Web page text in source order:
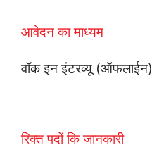
आवेदन का माध्यम
वॉक इन इंटरव्यू (ऑफलाईन)
रिक्त पदों कि जानकारी